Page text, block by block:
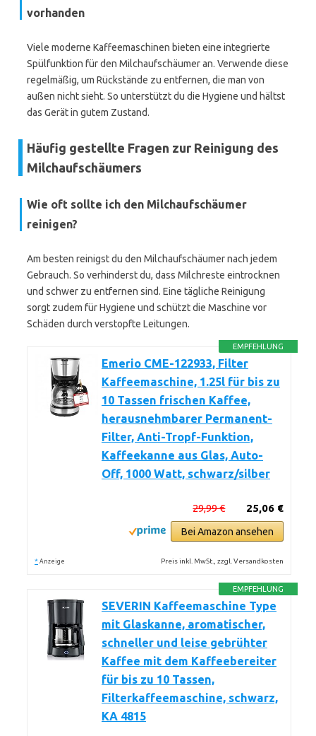
vorhanden
Viele moderne Kaffeemaschinen bieten eine integrierte
Spülfunktion für den Milchaufschäumer an. Verwende diese
regelmäßig, um Rückstände zu entfernen, die man von
außen nicht sieht. So unterstützt du die Hygiene und hältst
das Gerät in gutem Zustand.
Häufig gestellte Fragen zur Reinigung des
Milchaufschäumers
Wie oft sollte ich den Milchaufschäumer
reinigen?
Am besten reinigst du den Milchaufschäumer nach jedem
Gebrauch. So verhinderst du, dass Milchreste eintrocknen
und schwer zu entfernen sind. Eine tägliche Reinigung
sorgt zudem für Hygiene und schützt die Maschine vor
Schäden durch verstopfte Leitungen.
EMPFEHLUNG
Emerio CME-122933, Filter
Kaffeemaschine, 1.25l für bis zu
10 Tassen frischen Kaffee,
herausnehmbarer Permanent-
Filter, Anti-Tropf-Funktion,
Kaffeekanne aus Glas, Auto-
Off, 1000 Watt, schwarz/silber
25,06 €
29,99 €
Bei Amazon ansehen
* Anzeige Preis inkl. MwSt., zzgl. Versandkosten
EMPFEHLUNG
SEVERIN Kaffeemaschine Type
mit Glaskanne, aromatischer,
schneller und leise gebrühter
Kaffee mit dem Kaffeebereiter
für bis zu 10 Tassen,
Filterkaffeemaschine, schwarz,
KA 4815